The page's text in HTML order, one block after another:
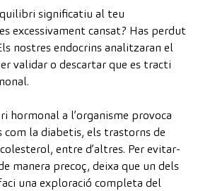
significatiu al teu
excessivament cansat? Has perdut
nostres endocrins analitzaran el
validar o descartar que es tracti
hormonal a l’organisme provoca
com la diabetis, els trastorns de
entre d’altres. Per evitar-
manera precoç, deixa que un dels
una exploració completa del